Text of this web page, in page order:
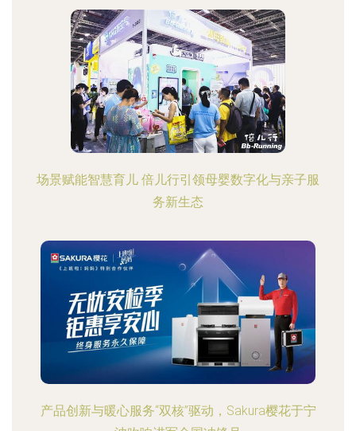
场景赋能智慧育儿 倍儿行引领母婴数字化与亲子服
务新生态
产品创新与暖心服务“双核”驱动，Sakura樱花于宁